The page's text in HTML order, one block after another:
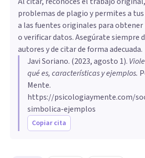
problemas de plagio y permites a
a las fuentes originales para
o verificar datos. Asegúrate siempre
autores y de citar de forma adecuada.
Javi Soriano. (2023, agosto 1).
qué es, características y ejemplos.
Mente.
https://psicologiaymente.com/
simbolica-ejemplos
Copiar cita